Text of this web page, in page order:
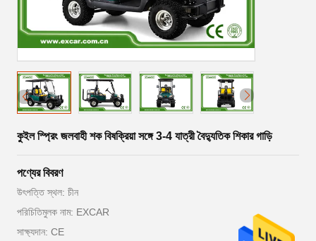
কুইল স্প্রিং জলবাহী শক বিষক্রিয়া সঙ্গে 3-4 যাত্রী বৈদ্যুতিক শিকার গাড়ি
পণ্যের বিবরণ
উৎপত্তি স্থল: চীন
পরিচিতিমুলক নাম: EXCAR
সাক্ষ্যদান: CE